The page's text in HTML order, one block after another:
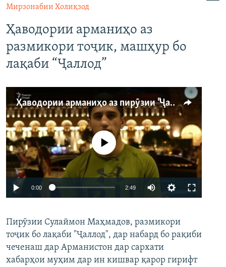
Мирзонабии Холиқзод
Ҳаводории арманиҳо аз
размикори тоҷик, машҳур бо
лақаби “Ҷаллод”
Ҳаводории арманиҳо аз пирӯзии "Ҷаллод"-и тоҷик
Auto 240p 360p 480p
720p 1080p
Феълан кор намекунад
0:00 2:49
360p
480p
Пирӯзии Сулаймон Маҳмадов, размикори
тоҷик бо лақаби "Ҷаллод", дар набард бо рақиби
чеченаш дар Арманистон дар сархати
хабарҳои муҳим дар ин кишвар қарор гирифт